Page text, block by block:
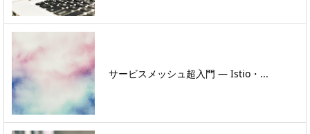
サービスメッシュ超入門 ― Istio・...